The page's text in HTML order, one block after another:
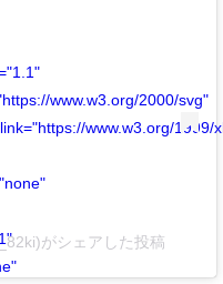
www.w3.org/2000/svg"
www.w3.org/1999/
がシェアした投稿